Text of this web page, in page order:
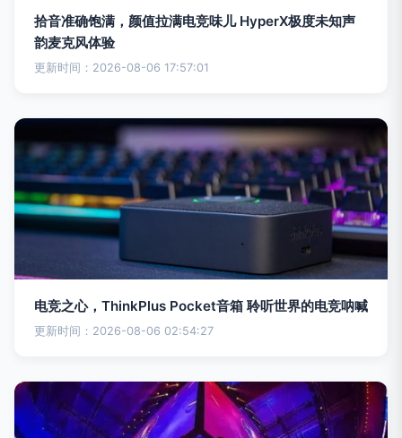
拾音准确饱满，颜值拉满电竞味儿 HyperX极度未知声
韵麦克风体验
更新时间：2026-08-06 17:57:01
电竞之心，ThinkPlus Pocket音箱 聆听世界的电竞呐喊
更新时间：2026-08-06 02:54:27